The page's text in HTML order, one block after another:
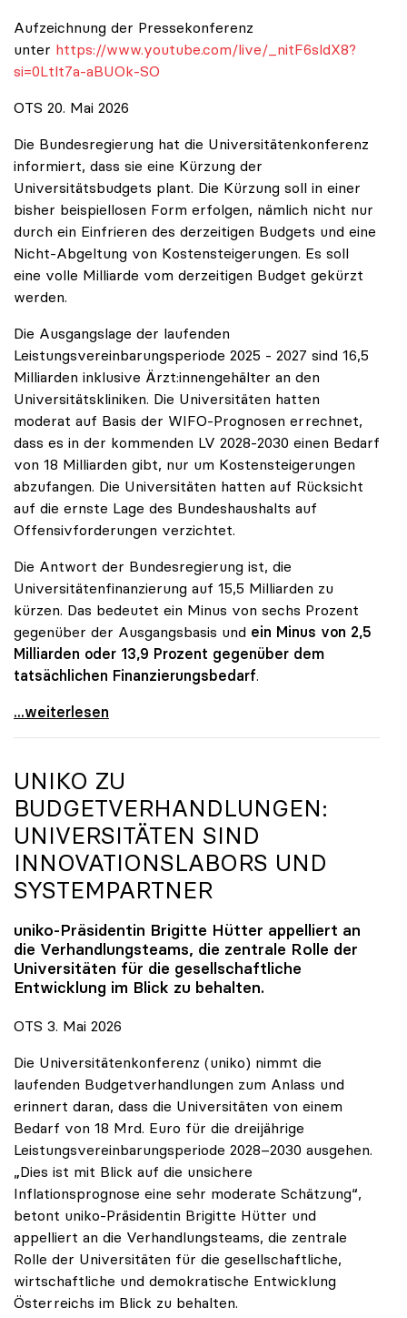
Aufzeichnung der Pressekonferenz
unter https://www.youtube.com/live/_nitF6sldX8?
si=0Ltlt7a-aBUOk-SO
OTS 20. Mai 2026
Die Bundesregierung hat die Universitätenkonferenz
informiert, dass sie eine Kürzung der
Universitätsbudgets plant. Die Kürzung soll in einer
bisher beispiellosen Form erfolgen, nämlich nicht nur
durch ein Einfrieren des derzeitigen Budgets und eine
Nicht-Abgeltung von Kostensteigerungen. Es soll
eine volle Milliarde vom derzeitigen Budget gekürzt
werden.
Die Ausgangslage der laufenden
Leistungsvereinbarungsperiode 2025 - 2027 sind 16,5
Milliarden inklusive Ärzt:innengehälter an den
Universitätskliniken. Die Universitäten hatten
moderat auf Basis der WIFO-Prognosen errechnet,
dass es in der kommenden LV 2028-2030 einen Bedarf
von 18 Milliarden gibt, nur um Kostensteigerungen
abzufangen. Die Universitäten hatten auf Rücksicht
auf die ernste Lage des Bundeshaushalts auf
Offensivforderungen verzichtet.
Die Antwort der Bundesregierung ist, die
Universitätenfinanzierung auf 15,5 Milliarden zu
kürzen. Das bedeutet ein Minus von sechs Prozent
gegenüber der Ausgangsbasis und ein Minus von 2,5
Milliarden oder 13,9 Prozent gegenüber dem
tatsächlichen Finanzierungsbedarf.
\"Österreich ist für die heimischen Universitäten
...weiterlesen
UNIKO ZU
BUDGETVERHANDLUNGEN:
UNIVERSITÄTEN SIND
INNOVATIONSLABORS UND
SYSTEMPARTNER
uniko-Präsidentin Brigitte Hütter appelliert an
die Verhandlungsteams, die zentrale Rolle der
Universitäten für die gesellschaftliche
Entwicklung im Blick zu behalten.
OTS 3. Mai 2026
Die Universitätenkonferenz (uniko) nimmt die
laufenden Budgetverhandlungen zum Anlass und
erinnert daran, dass die Universitäten von einem
Bedarf von 18 Mrd. Euro für die dreijährige
Leistungsvereinbarungsperiode 2028–2030 ausgehen.
„Dies ist mit Blick auf die unsichere
Inflationsprognose eine sehr moderate Schätzung“,
betont uniko-Präsidentin Brigitte Hütter und
appelliert an die Verhandlungsteams, die zentrale
Rolle der Universitäten für die gesellschaftliche,
wirtschaftliche und demokratische Entwicklung
Österreichs im Blick zu behalten.